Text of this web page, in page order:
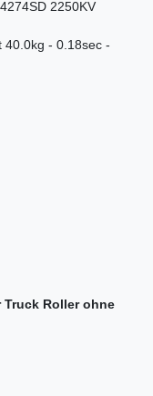
2250KV
40.0kg - 0.18sec -
Truck Roller ohne